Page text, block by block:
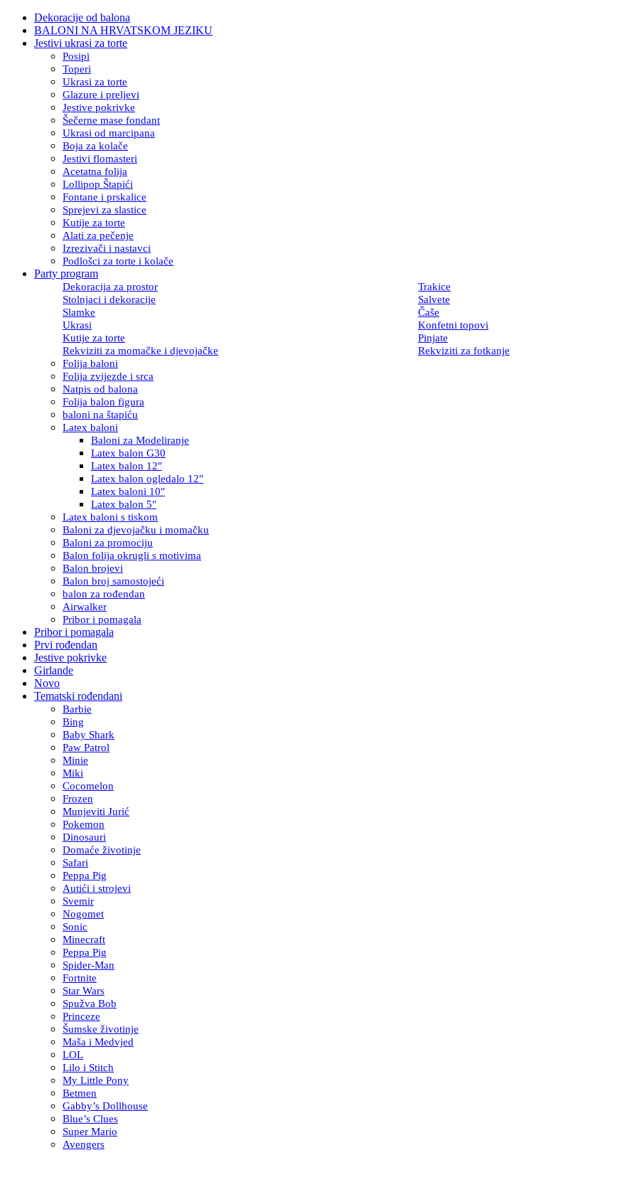
Dekoracije od balona
BALONI NA HRVATSKOM JEZIKU
Jestivi ukrasi za torte
Posipi
Toperi
Ukrasi za torte
Glazure i preljevi
Jestive pokrivke
Šečerne mase fondant
Ukrasi od marcipana
Boja za kolače
Jestivi flomasteri
Acetatna folija
Lollipop Štapići
Fontane i prskalice
Sprejevi za slastice
Kutije za torte
Alati za pečenje
Izrezivači i nastavci
Podlošci za torte i kolače
Party program
Dekoracija za prostor
Trakice
Stolnjaci i dekoracije
Salvete
Slamke
Čaše
Ukrasi
Konfetni topovi
Kutije za torte
Pinjate
Rekviziti za momačke i djevojačke
Rekviziti za fotkanje
Folija baloni
Folija zvijezde i srca
Natpis od balona
Folija balon figura
baloni na štapiću
Latex baloni
Baloni za Modeliranje
Latex balon G30
Latex balon 12″
Latex balon ogledalo 12″
Latex baloni 10″
Latex balon 5″
Latex baloni s tiskom
Baloni za djevojačku i momačku
Baloni za promociju
Balon folija okrugli s motivima
Balon brojevi
Balon broj samostojeći
balon za rođendan
Airwalker
Pribor i pomagala
Pribor i pomagala
Prvi rođendan
Jestive pokrivke
Girlande
Novo
Tematski rođendani
Barbie
Bing
Baby Shark
Paw Patrol
Minie
Miki
Cocomelon
Frozen
Munjeviti Jurić
Pokemon
Dinosauri
Domaće životinje
Safari
Peppa Pig
Autići i strojevi
Svemir
Nogomet
Sonic
Minecraft
Peppa Pig
Spider-Man
Fortnite
Star Wars
Spužva Bob
Princeze
Šumske životinje
Maša i Medvjed
LOL
Lilo i Stitch
My Little Pony
Betmen
Gabby’s Dollhouse
Blue’s Clues
Super Mario
Avengers